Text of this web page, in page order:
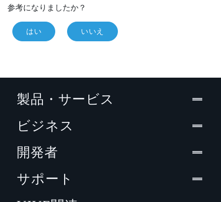
参考になりましたか？
はい いいえ
製品・サービス
ビジネス
開発者
サポート